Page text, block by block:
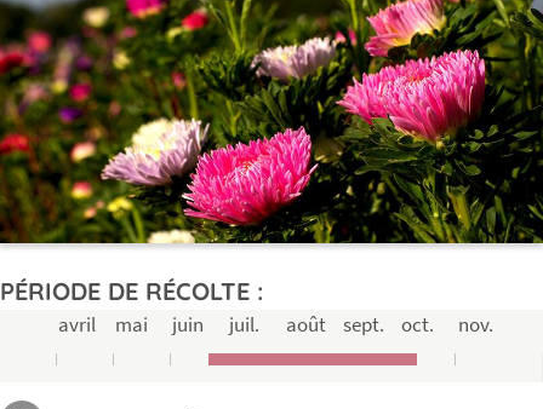
PÉRIODE DE RÉCOLTE :
avril mai juin juil. août sept. oct. nov.
Ne ratez plus rien,
Abonnez-vous à notre newsletter
Je m’inscris